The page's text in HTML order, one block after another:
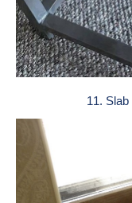
11.